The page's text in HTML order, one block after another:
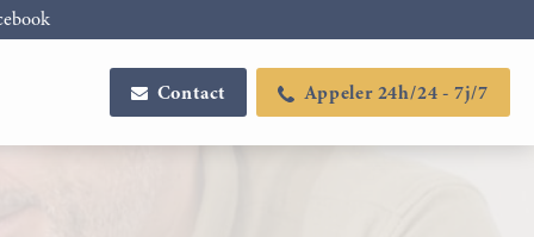
Contact Appeler 24h/24 - 7j/7